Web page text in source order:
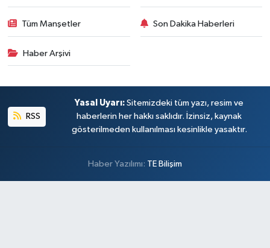
Tüm Manşetler Son Dakika Haberleri
Haber Arşivi
RSS
Yasal Uyarı: Sitemizdeki tüm yazı, resim ve
haberlerin her hakkı saklıdır. İzinsiz, kaynak
gösterilmeden kullanılması kesinlikle yasaktır.
Haber Yazılımı: TE Bilişim